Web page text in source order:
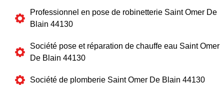
Professionnel en pose de robinetterie Saint Omer De
Blain 44130
Société pose et réparation de chauffe eau Saint Omer
De Blain 44130
Société de plomberie Saint Omer De Blain 44130